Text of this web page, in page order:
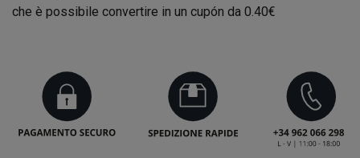
che è possibile convertire in un cupón da 0.40€